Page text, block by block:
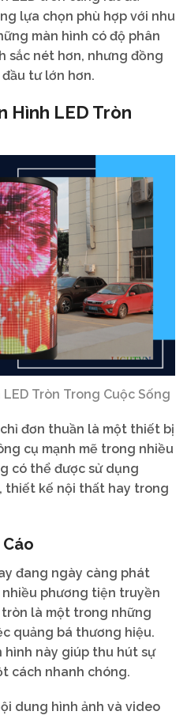
lựa chọn phù hợp với nhu
màn hình có độ phân
sắc nét hơn, nhưng đồng
tư lớn hơn.
Hình LED Tròn
Tròn Trong Cuộc Sống
đơn thuần là một thiết bị
cụ mạnh mẽ trong nhiều
có thể được sử dụng
thiết kế nội thất hay trong
đang ngày càng phát
phương tiện truyền
tròn là một trong những
quảng bá thương hiệu.
hình này giúp thu hút sự
cách nhanh chóng.
dung hình ảnh và video